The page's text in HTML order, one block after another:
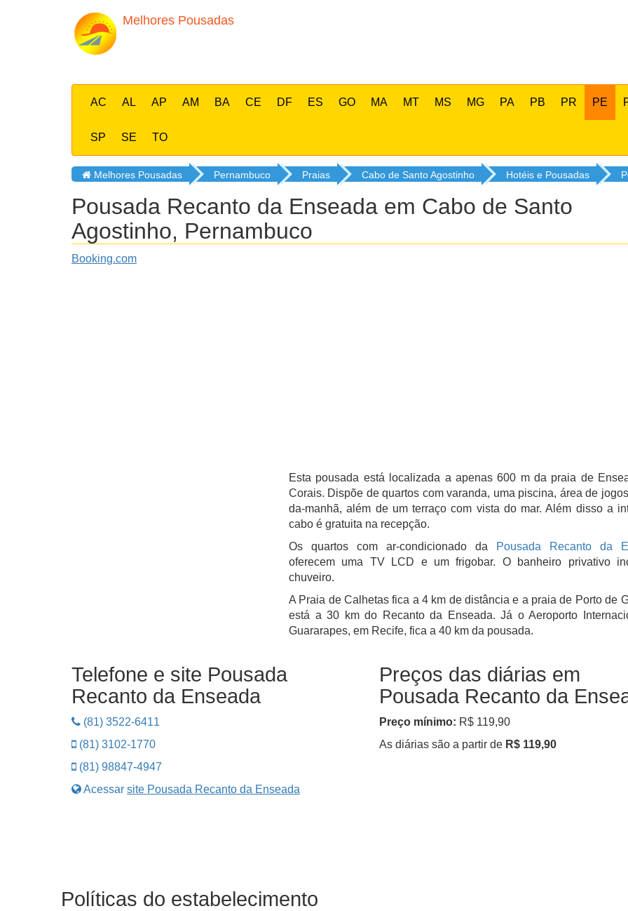
Melhores Pousadas
AC AL AP AM BA CE DF ES GO MA MT MS MG PA PB PR PE
SP SE TO
Melhores Pousadas Pernambuco Praias Cabo de Santo Agostinho Hotéis e Pousadas
Pousada Recanto da Enseada em Cabo de Santo
Agostinho, Pernambuco
Booking.com
Esta pousada está localizada a apenas 600 m da praia de
Corais. Dispõe de quartos com varanda, uma piscina, área de
da-manhã, além de um terraço com vista do mar. Além disso a
cabo é gratuita na recepção.
Os quartos com ar-condicionado da
Pousada Recanto da
oferecem uma TV LCD e um frigobar. O banheiro privativo
chuveiro.
A Praia de Calhetas fica a 4 km de distância e a praia de Porto de
está a 30 km do Recanto da Enseada. Já o Aeroporto
Guararapes, em Recife, fica a 40 km da pousada.
Telefone e site Pousada
Recanto da Enseada
(81) 3522-6411
(81) 3102-1770
(81) 98847-4947
Acessar site Pousada Recanto da Enseada
Preços das diárias em
Pousada Recanto da
Preço mínimo: R$ 119,90
As diárias são a partir de R$ 119,90
Políticas do estabelecimento